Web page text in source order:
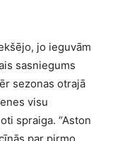
jo ieguvām
sasniegums
sezonas otrajā
visu
spraiga. “Aston